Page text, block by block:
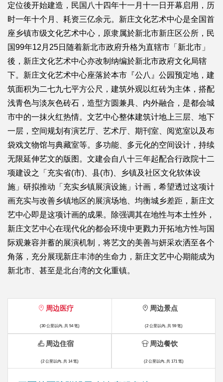
定位後开始建造，民国八十四年十一月十一日开幕启用，历
时一年十个月、耗资三亿余元。新庄文化艺术中心是全国首
座乡镇市级文化艺术中心，原隶属於新北市新庄区公所，民
国99年12月25日随着新北市政府升格为直辖市「新北市」
後，新庄文化艺术中心亦改制纳编於新北市政府文化局辖
下。新庄文化艺术中心座落於本市『公八』公园预定地，建
筑面积为二七九七平方公尺，建筑外观以红砖为主体，搭配
浅青色与淡灰色砖石，造型方圆兼具、内外融合，是都会城
市中的一抹火红热情。文艺中心整体建筑计地上三层、地下
一层，空间规划有演艺厅、艺术厅、期刊室、阅览室以及布
袋戏文物馆与典藏室等。多功能、多元化的空间设计，持续
无限延伸艺文的版图。文建会自八十三年起配合行政院十二
项建设之「充实省(市)、县(市)、乡镇及社区文化软体设
施」研拟推动「充实乡镇展演设施」计画，希望透过这项计
画充实与改善乡镇地区的展演场地、均衡城乡差距，新庄文
艺中心即是这项计画的成果。除强调其在地性与本土性外，
新庄文艺中心在现代化的都会环境中更戮力开拓地方性与国
际观兼容并蓄的展演机制，将艺文的美善与妍采欢洒至各个
角落，充分展现新庄丰沛的生命力，新庄文艺中心期能成为
新北市、甚至是北台湾的文化重镇。
周边医疗
(30 公里以内, 共 54 笔)
周边景点
(2 公里以内, 共 59 笔)
周边住宿
(2 公里以内, 共 14 笔)
周边餐饮
(2 公里以内, 共 171 笔)